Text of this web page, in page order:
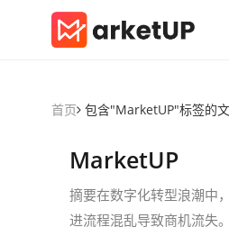
首页 包含"MarketUP"标签的
MarketUP
摘要在数字化转型浪潮中
进流程混乱导致商机流失